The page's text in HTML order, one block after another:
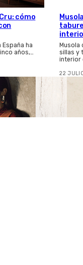
cómo
ha
años,…
Musola
sillas y
interior
22